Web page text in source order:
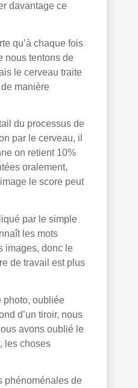
davantage ce
qu’à chaque fois
nous tentons de
le cerveau traite
manière
du processus de
par le cerveau, il
on retient 10%
oralement,
le score peut
par le simple
les mots
images, donc le
de travail est plus
photo, oubliée
d’un tiroir, nous
avons oublié le
les choses
phénoménales de